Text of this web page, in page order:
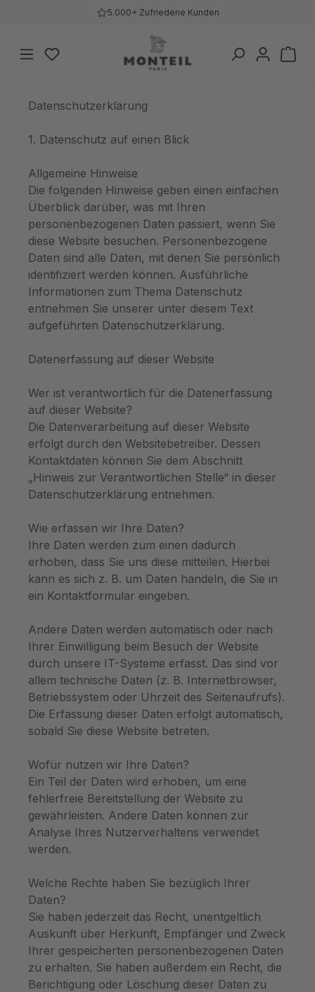
Zum Hauptinhalt springen5.000+ Zufriedene Kunden
Du hast 0 Produkte auf dem Merkzettel
Datenschutzerklärung
1. Datenschutz auf einen Blick
Allgemeine Hinweise
Die folgenden Hinweise geben einen einfachen
Überblick darüber, was mit Ihren
personenbezogenen Daten passiert, wenn Sie
diese Website besuchen. Personenbezogene
Daten sind alle Daten, mit denen Sie persönlich
identifiziert werden können. Ausführliche
Informationen zum Thema Datenschutz
entnehmen Sie unserer unter diesem Text
aufgeführten Datenschutzerklärung.
Datenerfassung auf dieser Website
Wer ist verantwortlich für die Datenerfassung
auf dieser Website?
Die Datenverarbeitung auf dieser Website
erfolgt durch den Websitebetreiber. Dessen
Kontaktdaten können Sie dem Abschnitt
„Hinweis zur Verantwortlichen Stelle“ in dieser
Datenschutzerklärung entnehmen.
Wie erfassen wir Ihre Daten?
Ihre Daten werden zum einen dadurch
erhoben, dass Sie uns diese mitteilen. Hierbei
kann es sich z. B. um Daten handeln, die Sie in
ein Kontaktformular eingeben.
Andere Daten werden automatisch oder nach
Ihrer Einwilligung beim Besuch der Website
durch unsere IT-Systeme erfasst. Das sind vor
allem technische Daten (z. B. Internetbrowser,
Betriebssystem oder Uhrzeit des Seitenaufrufs).
Die Erfassung dieser Daten erfolgt automatisch,
sobald Sie diese Website betreten.
Wofür nutzen wir Ihre Daten?
Ein Teil der Daten wird erhoben, um eine
fehlerfreie Bereitstellung der Website zu
gewährleisten. Andere Daten können zur
Analyse Ihres Nutzerverhaltens verwendet
werden.
Welche Rechte haben Sie bezüglich Ihrer
Daten?
Sie haben jederzeit das Recht, unentgeltlich
Auskunft über Herkunft, Empfänger und Zweck
Ihrer gespeicherten personenbezogenen Daten
zu erhalten. Sie haben außerdem ein Recht, die
Berichtigung oder Löschung dieser Daten zu